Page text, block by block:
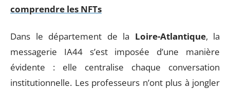
comprendre les NFTs
Dans le département de la Loire-Atlantique, la
messagerie IA44 s’est imposée d’une manière
évidente : elle centralise chaque conversation
institutionnelle. Les professeurs n’ont plus à jongler